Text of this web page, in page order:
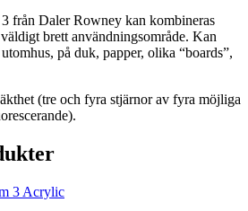
från Daler Rowney kan kombineras
brett användningsområde. Kan
på duk, papper, olika “boards”,
(tre och fyra stjärnor av fyra möjliga